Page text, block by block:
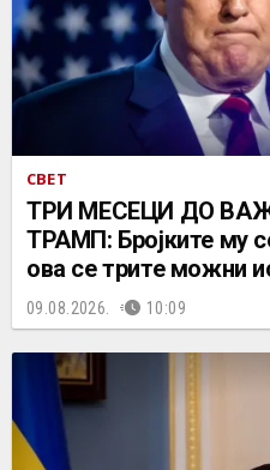
СВЕТ
ТРИ МЕСЕЦИ ДО
ТРАМП: Бројките му
ова се трите можни
09.08.2026. 10:09